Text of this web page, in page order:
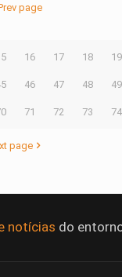
page
16 17 18 19
46 47 48 49
71 72 73 74
page
notícias do